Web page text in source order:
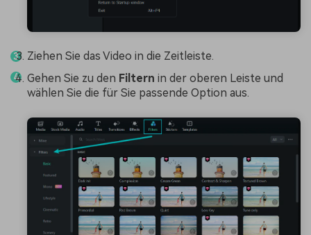
Ziehen Sie das Video in die Zeitleiste.
Gehen Sie zu den Filtern in der oberen Leiste und
wählen Sie die für Sie passende Option aus.